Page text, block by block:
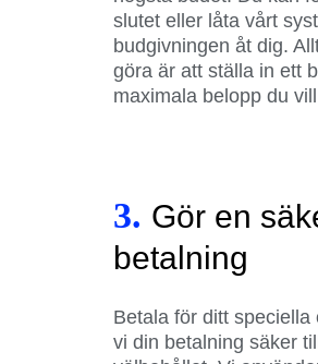
slutet eller låta vårt
budgivningen åt dig.
göra är att ställa in ett
maximala belopp du
3. Gör en
betalning
Betala för ditt speciella
vi din betalning säker